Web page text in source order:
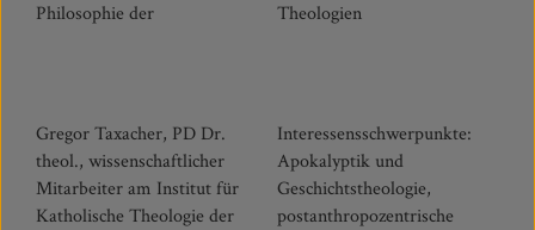
Philosophie der
Theologien
Gregor Taxacher, PD Dr.
theol., wissenschaftlicher
Mitarbeiter am Institut für
Katholische Theologie der
Interessensschwerpunkte:
Apokalyptik und
Geschichtstheologie,
postanthropozentrische